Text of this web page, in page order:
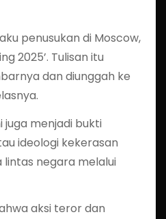
penusukan di Moscow,
2025’. Tulisan itu
dan diunggah ke
juga menjadi bukti
ideologi kekerasan
negara melalui
aksi teror dan